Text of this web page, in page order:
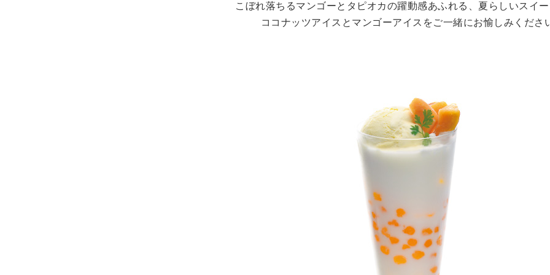
こぼれ落ちるマンゴーとタピオカの躍動感あふれる、夏らしいスイー
ココナッツアイスとマンゴーアイスをご一緒にお愉しみくださ